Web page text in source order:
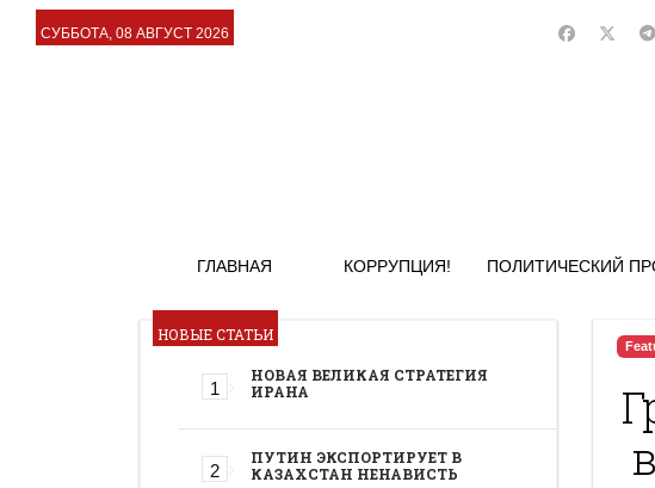
СУББОТА, 08 АВГУСТ 2026
ГЛАВНАЯ КОРРУПЦИЯ! ПОЛИТИЧЕСКИЙ
НОВЫЕ СТАТЬИ
НОВАЯ ВЕЛИКАЯ СТРАТЕГИЯ
ИРАНА
ПУТИН ЭКСПОРТИРУЕТ В
КАЗАХСТАН НЕНАВИСТЬ